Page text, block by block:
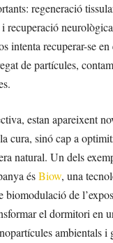
regeneració
recuperació
intenta recuperar-se
de partícules,
estan apareixent
cura, sinó cap a
natural. Un dels
ésBiow, una
biomodulació de
el dormitori en
ambientals i